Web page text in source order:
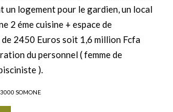
un logement pour le gardien, un local
2 éme cuisine + espace de
2450 Euros soit 1,6 million Fcfa
du personnel ( femme de
).
SOMONE